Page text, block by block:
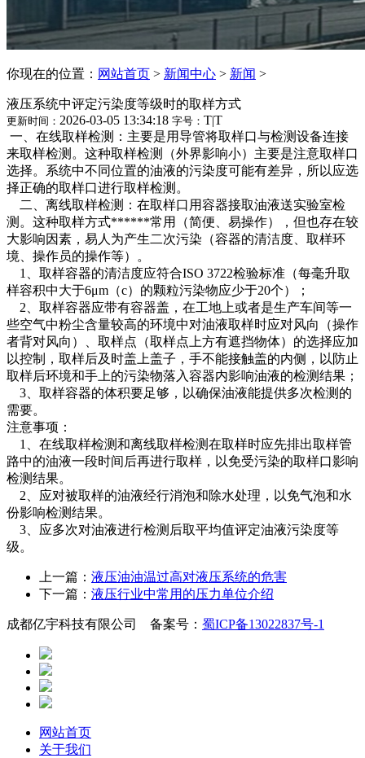
你现在的位置： 网站首页 > 新闻中心 > 新闻 >
液压系统中评定污染度等级时的取样方式
更新时间： 2026-03-05 13:34:18 字号： T|T
一、在线取样检测：主要是用导管将取样口与检测设备连接
来取样检测。这种取样检测（外界影响小）主要是注意取样口
选择。系统中不同位置的油液的污染度可能有差异，所以应选
择正确的取样口进行取样检测。
二、离线取样检测：在取样口用容器接取油液送实验室检
测。这种取样方式******常用（简便、易操作），但也存在较
大影响因素，易人为产生二次污染（容器的清洁度、取样环
境、操作员的操作等）。
1、取样容器的清洁度应符合ISO 3722检验标准（每毫升取
样容积中大于6μm（c）的颗粒污染物应少于20个）；
2、取样容器应带有容器盖，在工地上或者是生产车间等一
些空气中粉尘含量较高的环境中对油液取样时应对风向（操作
者背对风向）、取样点（取样点上方有遮挡物体）的选择应加
以控制，取样后及时盖上盖子，手不能接触盖的内侧，以防止
取样后环境和手上的污染物落入容器内影响油液的检测结果；
3、取样容器的体积要足够，以确保油液能提供多次检测的
需要。
注意事项：
1、在线取样检测和离线取样检测在取样时应先排出取样管
路中的油液一段时间后再进行取样，以免受污染的取样口影响
检测结果。
2、应对被取样的油液经行消泡和除水处理，以免气泡和水
份影响检测结果。
3、应多次对油液进行检测后取平均值评定油液污染度等
级。
上一篇： 液压油油温过高对液压系统的危害
下一篇： 液压行业中常用的压力单位介绍
成都亿宇科技有限公司 备案号： 蜀ICP备13022837号-1
网站首页
关于我们